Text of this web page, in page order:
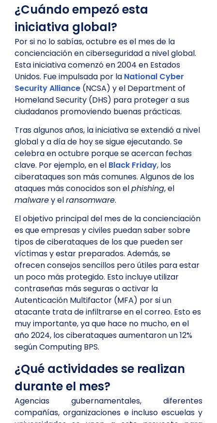
¿Cuándo empezó esta
iniciativa global?
Por si no lo sabías, octubre es el mes de la
concienciación en ciberseguridad a nivel global.
Esta iniciativa comenzó en 2004 en Estados
Unidos. Fue impulsada por la National Cyber
Security Alliance (NCSA) y el Department of
Homeland Security (DHS) para proteger a sus
ciudadanos promoviendo buenas prácticas.
Tras algunos años, la iniciativa se extendió a nivel
global y a día de hoy se sigue ejecutando. Se
celebra en octubre porque se acercan fechas
clave. Por ejemplo, en el Black Friday, los
ciberataques son más comunes. Algunos de los
ataques más conocidos son elphishing, el
malwarey elransomware.
El objetivo principal del mes de la concienciación
es que empresas y civiles puedan saber sobre
tipos de ciberataques de los que pueden ser
víctimas y estar preparados. Además, se
ofrecen consejos sencillos pero útiles para estar
un poco más protegido. Esto incluye utilizar
contraseñas más seguras o activar la
Autenticación Multifactor (MFA) por si un
atacante trata de infiltrarse en el correo. Esto es
muy importante, ya que hace no mucho, en el
año 2024, los ciberataques aumentaron un 12%
según Computing BPS.
¿Qué actividades se realizan
durante el mes?
Agencias gubernamentales, diferentes
compañías, organizaciones e incluso escuelas y